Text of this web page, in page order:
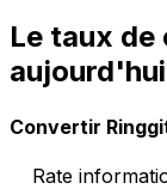
Le taux de
aujourd'hui
Convertir
Rate